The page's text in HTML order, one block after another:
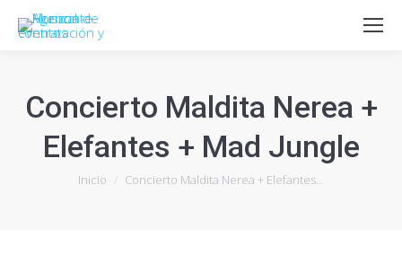
Concierto Maldita Nerea +
Elefantes + Mad Jungle
Estás aquí:
Inicio Concierto Maldita Nerea + Elefantes…